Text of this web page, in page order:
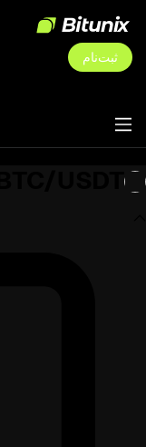
ثبت‌نام